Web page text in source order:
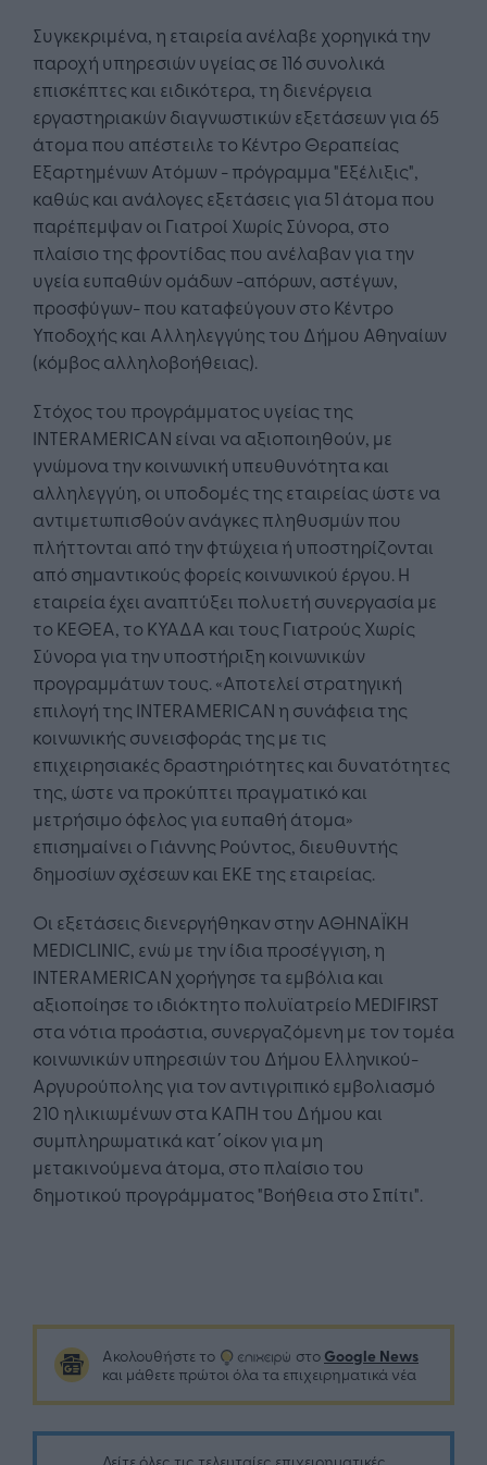
Συγκεκριμένα, η εταιρεία ανέλαβε χορηγικά την
παροχή υπηρεσιών υγείας σε 116 συνολικά
επισκέπτες και ειδικότερα, τη διενέργεια
εργαστηριακών διαγνωστικών εξετάσεων για 65
άτομα που απέστειλε το Κέντρο Θεραπείας
Εξαρτημένων Ατόμων - πρόγραμμα "Εξέλιξις",
καθώς και ανάλογες εξετάσεις για 51 άτομα που
παρέπεμψαν οι Γιατροί Χωρίς Σύνορα, στο
πλαίσιο της φροντίδας που ανέλαβαν για την
υγεία ευπαθών ομάδων -απόρων, αστέγων,
προσφύγων- που καταφεύγουν στο Κέντρο
Υποδοχής και Αλληλεγγύης του Δήμου Αθηναίων
(κόμβος αλληλοβοήθειας).
Στόχος του προγράμματος υγείας της
INTERAMERICAN είναι να αξιοποιηθούν, με
γνώμονα την κοινωνική υπευθυνότητα και
αλληλεγγύη, οι υποδομές της εταιρείας ώστε να
αντιμετωπισθούν ανάγκες πληθυσμών που
πλήττονται από την φτώχεια ή υποστηρίζονται
από σημαντικούς φορείς κοινωνικού έργου. Η
εταιρεία έχει αναπτύξει πολυετή συνεργασία με
το ΚΕΘΕΑ, το ΚΥΑΔΑ και τους Γιατρούς Χωρίς
Σύνορα για την υποστήριξη κοινωνικών
προγραμμάτων τους. «Αποτελεί στρατηγική
επιλογή της INTERAMERICAN η συνάφεια της
κοινωνικής συνεισφοράς της με τις
επιχειρησιακές δραστηριότητες και δυνατότητες
της, ώστε να προκύπτει πραγματικό και
μετρήσιμο όφελος για ευπαθή άτομα»
επισημαίνει ο Γιάννης Ρούντος, διευθυντής
δημοσίων σχέσεων και ΕΚΕ της εταιρείας.
Οι εξετάσεις διενεργήθηκαν στην ΑΘΗΝΑΪΚΗ
MEDICLINIC, ενώ με την ίδια προσέγγιση, η
INTERAMERICAN χορήγησε τα εμβόλια και
αξιοποίησε το ιδιόκτητο πολυϊατρείο MEDIFIRST
στα νότια προάστια, συνεργαζόμενη με τον τομέα
κοινωνικών υπηρεσιών του Δήμου Ελληνικού-
Αργυρούπολης για τον αντιγριπικό εμβολιασμό
210 ηλικιωμένων στα ΚΑΠΗ του Δήμου και
συμπληρωματικά κατ΄οίκον για μη
μετακινούμενα άτομα, στο πλαίσιο του
δημοτικού προγράμματος "Βοήθεια στο Σπίτι".
Ακολουθήστε το στο Google News
και μάθετε πρώτοι όλα τα επιχειρηματικά νέα